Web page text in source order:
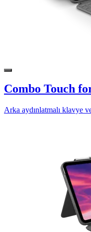
Combo Touch
Arka aydınlatmalı klavye